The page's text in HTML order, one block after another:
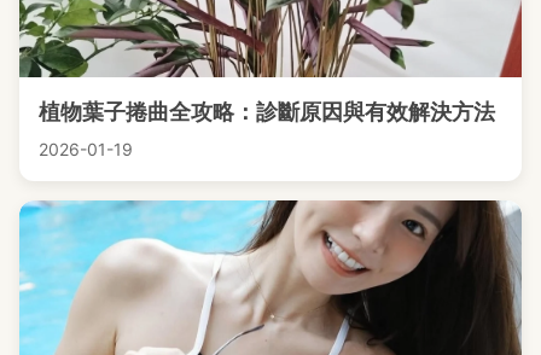
植物葉子捲曲全攻略：診斷原因與有效解決方法
2026-01-19